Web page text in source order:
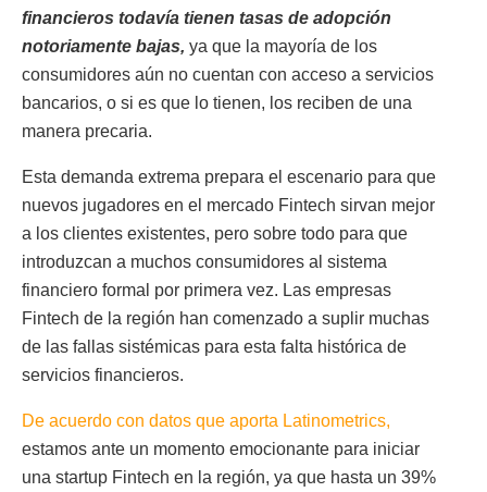
financieros todavía tienen tasas de adopción
notoriamente bajas, ya que la mayoría de los
consumidores aún no cuentan con acceso a servicios
bancarios, o si es que lo tienen, los reciben de una
manera precaria.
Esta demanda extrema prepara el escenario para que
nuevos jugadores en el mercado Fintech sirvan mejor
a los clientes existentes, pero sobre todo para que
introduzcan a muchos consumidores al sistema
financiero formal por primera vez. Las empresas
Fintech de la región han comenzado a suplir muchas
de las fallas sistémicas para esta falta histórica de
servicios financieros.
De acuerdo con datos que aporta Latinometrics,
estamos ante un momento emocionante para iniciar
una startup Fintech en la región, ya que hasta un 39%